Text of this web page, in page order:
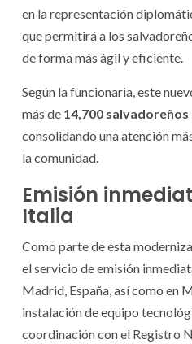
en la representación
que permitirá a los
de forma más ágil y eficiente.
Según la funcionaria, este
más de 14,700
consolidando una atención
la comunidad.
Emisión
Italia
Como parte de esta
el servicio de emisión
Madrid, España, así como en
instalación de equipo
coordinación con el Registro